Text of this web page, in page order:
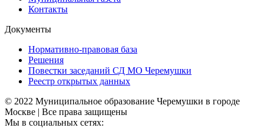
Контакты
Документы
Нормативно-правовая база
Решения
Повестки заседаний СД МО Черемушки
Реестр открытых данных
© 2022 Муниципальное образование Черемушки в городе
Москве | Все права защищены
Мы в социальных сетях: